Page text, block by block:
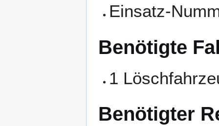
Einsatz-
Benötigte
1
Benötigter